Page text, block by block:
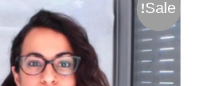
Sale!